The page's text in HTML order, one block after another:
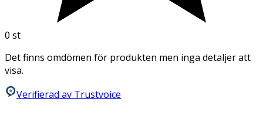
0 st
Det finns omdömen för produkten men inga detaljer att
visa.
Verifierad av Trustvoice